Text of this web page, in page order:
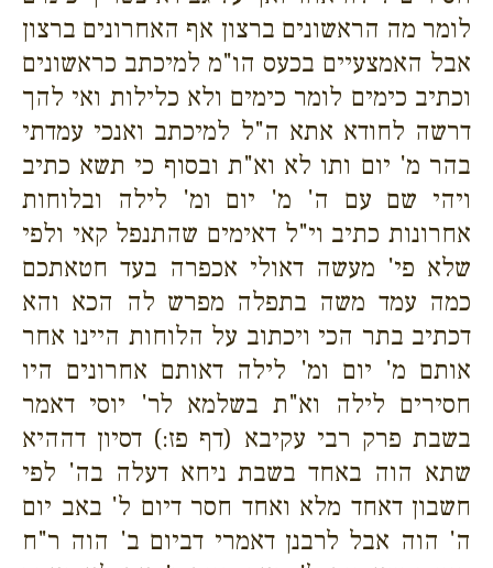
לומר מה הראשונים ברצון אף האחרונים ברצון
אבל האמצעיים בכעס הו"מ למיכתב כראשונים
וכתיב כימים לומר כימים ולא כלילות ואי להך
דרשה לחודא אתא ה"ל למיכתב ואנכי עמדתי
בהר מ' יום ותו לא וא"ת ובסוף כי תשא כתיב
ויהי שם עם ה' מ' יום ומ' לילה ובלוחות
אחרונות כתיב וי"ל דאימים שהתנפל קאי ולפי
שלא פי' מעשה דאולי אכפרה בעד חטאתכם
כמה עמד משה בתפלה מפרש לה הכא והא
דכתיב בתר הכי ויכתוב על הלוחות היינו אחר
אותם מ' יום ומ' לילה דאותם אחרונים היו
חסירים לילה וא"ת בשלמא לר' יוסי דאמר
בשבת פרק רבי עקיבא (דף פז:) דסיון דההיא
שתא הוה באחד בשבת ניחא דעלה בה' לפי
חשבון דאחד מלא ואחד חסר דיום ל' באב יום
ה' הוה אבל לרבנן דאמרי דביום ב' הוה ר"ח